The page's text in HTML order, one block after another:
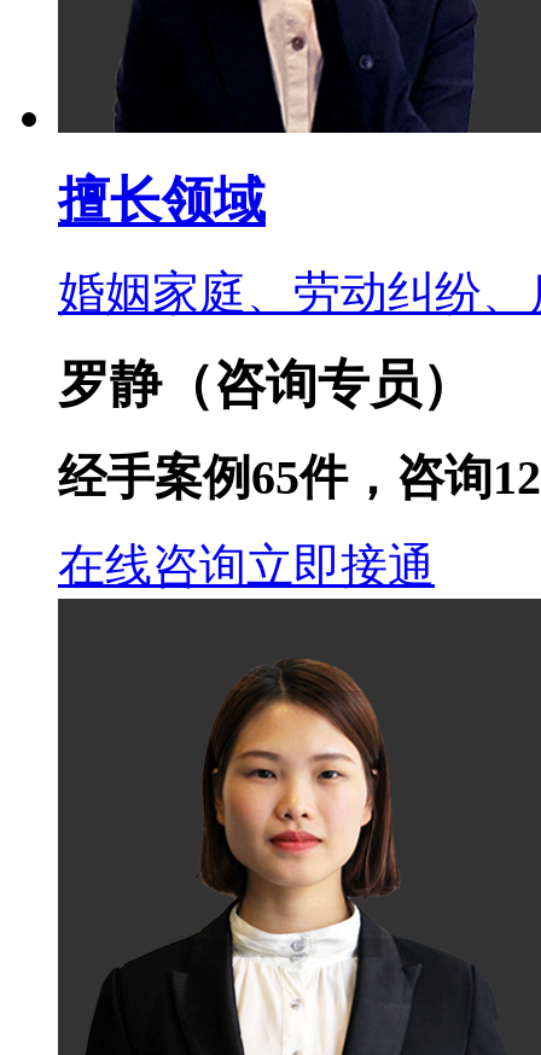
擅长领域
婚姻家庭、劳动纠纷
罗静（咨询专员）
经手案例65件，咨询
在线咨询立即接通